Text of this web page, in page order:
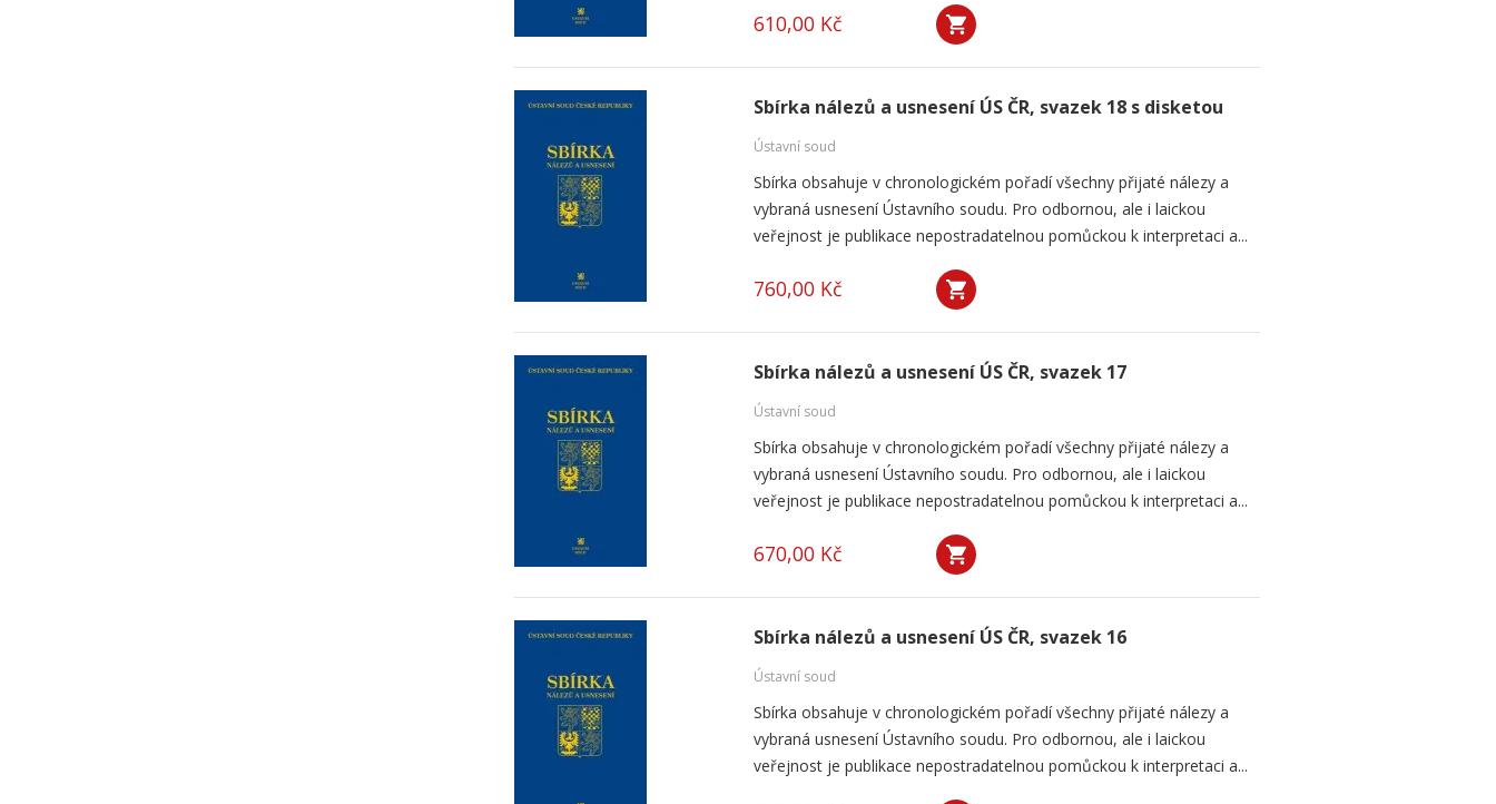
610,00 Kč
Sbírka nálezů a usnesení ÚS ČR, svazek 18 s disketou
Ústavní soud
Sbírka obsahuje v chronologickém pořadí všechny přijaté nálezy a
vybraná usnesení Ústavního soudu. Pro odbornou, ale i laickou
veřejnost je publikace nepostradatelnou pomůckou k interpretaci a...
760,00 Kč
Sbírka nálezů a usnesení ÚS ČR, svazek 17
Ústavní soud
Sbírka obsahuje v chronologickém pořadí všechny přijaté nálezy a
vybraná usnesení Ústavního soudu. Pro odbornou, ale i laickou
veřejnost je publikace nepostradatelnou pomůckou k interpretaci a...
670,00 Kč
Sbírka nálezů a usnesení ÚS ČR, svazek 16
Ústavní soud
Sbírka obsahuje v chronologickém pořadí všechny přijaté nálezy a
vybraná usnesení Ústavního soudu. Pro odbornou, ale i laickou
veřejnost je publikace nepostradatelnou pomůckou k interpretaci a...